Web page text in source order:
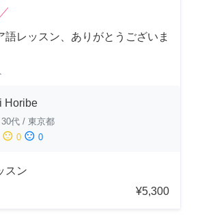
語レッスン、ありがとうございま
Horibe
30代 / 東京都
sentiment_neutral 0 sentiment_dissatisfied 0
スン
¥5,300